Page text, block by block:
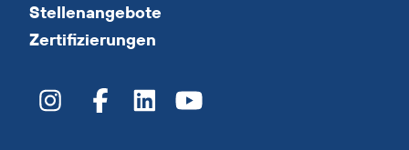
Stellenangebote
Zertifizierungen